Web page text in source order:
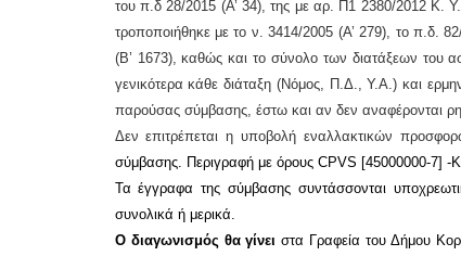
του π.δ 28/2015 (Α’ 34), της με αρ. Π1 2380/2012 Κ.
τροποποιήθηκε με το ν . 3414/2005 (Α’ 279), το π.δ.
(Β’ 1673),καθώς και το σύνολο των διατάξεων του
γενικότερα κάθε διάταξη (Νόμος, Π.Δ., Υ.Α.) και
παρούσας σύμβασης, έστω και αν δεν αναφέρονται
Δεν επιτρέπεται η υποβολή εναλλακτικών προσφορ
σύμβασης.
Περιγραφή με όρους CPVS [45000000-7] -
Τα έγγραφα της σύμβασης συντάσσονται
συνολικά ή μερικά.
Ο διαγωνισμός θα γίνει στα Γραφεία του Δήμου